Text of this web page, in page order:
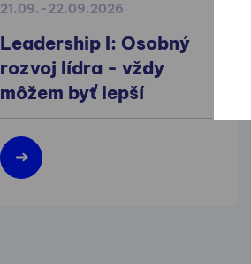
21.09.-22.09.2026
Leadership I: Osobný
rozvoj lídra - vždy
môžem byť lepší